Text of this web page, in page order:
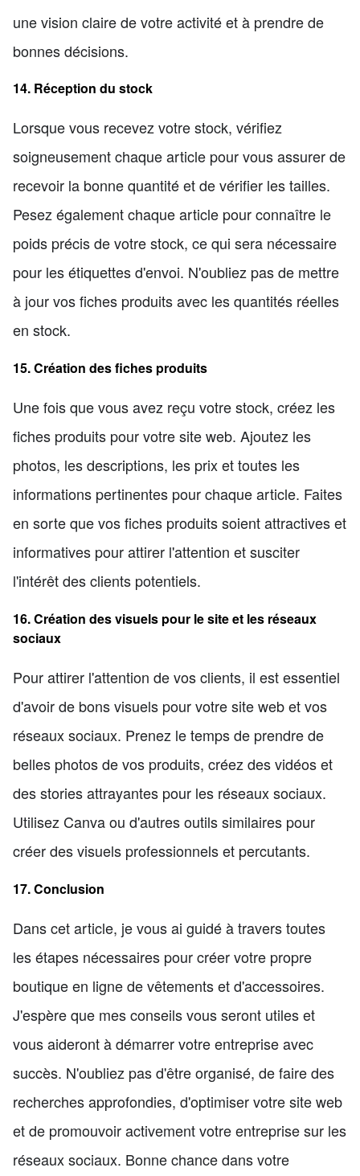
une vision claire de votre activité et à prendre de
bonnes décisions.
14. Réception du stock
Lorsque vous recevez votre stock, vérifiez
soigneusement chaque article pour vous assurer de
recevoir la bonne quantité et de vérifier les tailles.
Pesez également chaque article pour connaître le
poids précis de votre stock, ce qui sera nécessaire
pour les étiquettes d'envoi. N'oubliez pas de mettre
à jour vos fiches produits avec les quantités réelles
en stock.
15. Création des fiches produits
Une fois que vous avez reçu votre stock, créez les
fiches produits pour votre site web. Ajoutez les
photos, les descriptions, les prix et toutes les
informations pertinentes pour chaque article. Faites
en sorte que vos fiches produits soient attractives et
informatives pour attirer l'attention et susciter
l'intérêt des clients potentiels.
16. Création des visuels pour le site et les réseaux
sociaux
Pour attirer l'attention de vos clients, il est essentiel
d'avoir de bons visuels pour votre site web et vos
réseaux sociaux. Prenez le temps de prendre de
belles photos de vos produits, créez des vidéos et
des stories attrayantes pour les réseaux sociaux.
Utilisez Canva ou d'autres outils similaires pour
créer des visuels professionnels et percutants.
17. Conclusion
Dans cet article, je vous ai guidé à travers toutes
les étapes nécessaires pour créer votre propre
boutique en ligne de vêtements et d'accessoires.
J'espère que mes conseils vous seront utiles et
vous aideront à démarrer votre entreprise avec
succès. N'oubliez pas d'être organisé, de faire des
recherches approfondies, d'optimiser votre site web
et de promouvoir activement votre entreprise sur les
réseaux sociaux. Bonne chance dans votre